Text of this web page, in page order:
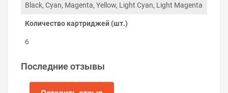
Black, Cyan, Magenta, Yellow, Light Cyan, Light Magenta
Количество картриджей (шт.)
6
Последние отзывы